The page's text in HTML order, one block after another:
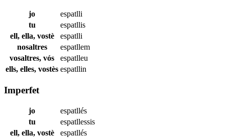
jo
espatlli
tu
espatllis
ell, ella, vostè
espatlli
nosaltres
espatllem
vosaltres, vós
espatlleu
ells, elles, vostès espatllin
Imperfet
jo
espatllés
tu
espatllessis
ell, ella, vostè
espatllés